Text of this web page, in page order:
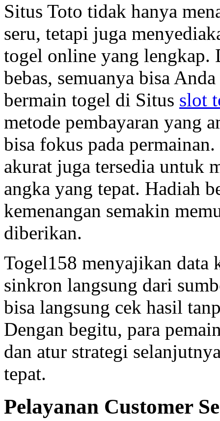
Situs Toto tidak hanya
seru, tetapi juga
togel online yang
bebas, semuanya bisa
bermain togel di Situs slot
metode pembayaran yang
bisa fokus pada
akurat juga tersedia untuk
angka yang tepat. Hadiah
kemenangan semakin
diberikan.
Togel158 menyajikan data
sinkron langsung dari
bisa langsung cek hasil
Dengan begitu, para
dan atur strategi
tepat.
Pelayanan Customer